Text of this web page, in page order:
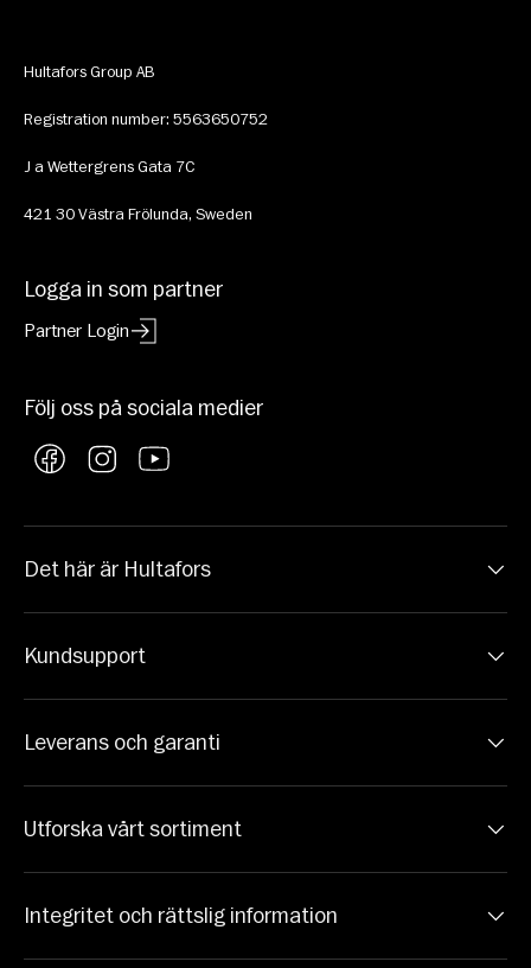
Hultafors Group AB
Registration number: 5563650752
J a Wettergrens Gata 7C
421 30 Västra Frölunda, Sweden
Logga in som partner
Partner Login
Följ oss på sociala medier
FacebookInstagramYouTube
Det här är Hultafors
Kundsupport
Leverans och garanti
Utforska vårt sortiment
Integritet och rättslig information